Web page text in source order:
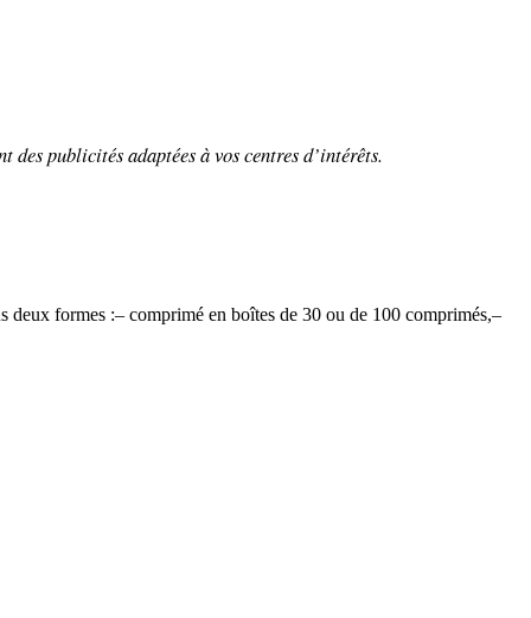
des publicités adaptées à vos centres d’intérêts.
formes :– comprimé en boîtes de 30 ou de 100 comprimés,–